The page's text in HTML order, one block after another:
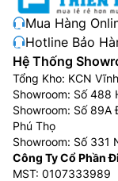
Điều hòa
ngựa): Phù
20m2
Điều hòa
ngựa): Phù
30m2
Điều hòa
2,5
40m3
Mua Hàng
Hotline Bảo
Hệ Thống
Tổng Kho: KCN
Showroom: Số 488
Showroom: Số 89A
Phú Thọ
Showroom: Số 331
Công Ty Cổ Phần
MST: 0107333989